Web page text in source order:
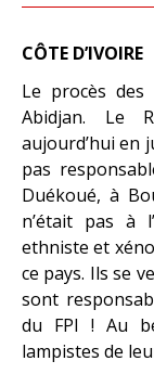
CÔTE D’IVOIRE
Le procès des
Abidjan. Le
aujourd’hui en
pas
Duékoué, à
n’était pas à
ethniste et
ce pays. Ils se
sont
du FPI ! Au
lampistes de